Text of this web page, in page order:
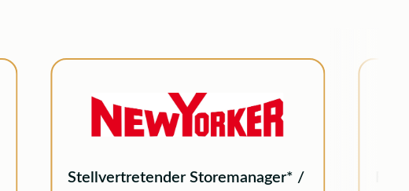
Stellvertretender Storemanager* /